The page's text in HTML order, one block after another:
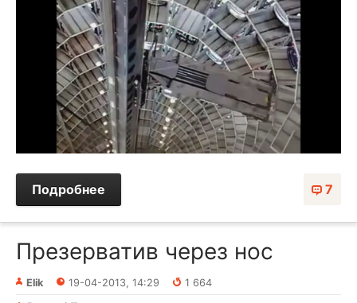
7
Подробнее
Презерватив через нос
Elik 19-04-2013, 14:29
1 664